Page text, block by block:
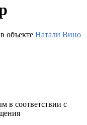
объекте Натали Вино
в соответствии с